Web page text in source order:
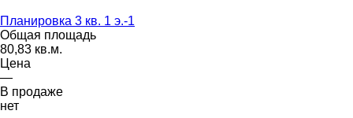
Планировка 3 кв. 1 э.-1
Общая площадь
80,83 кв.м.
Цена
—
В продаже
нет